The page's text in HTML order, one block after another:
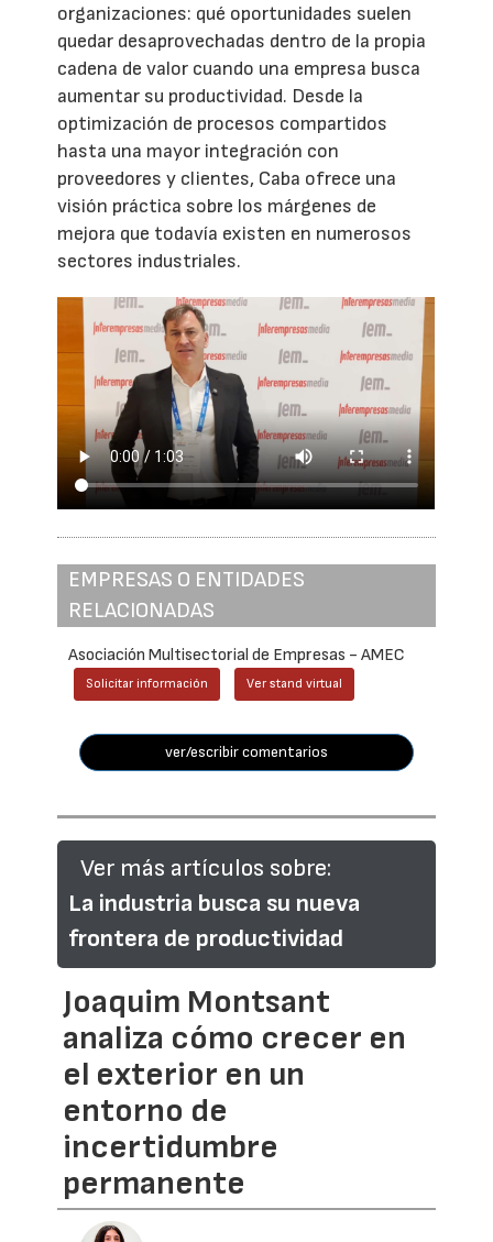
organizaciones: qué oportunidades suelen
quedar desaprovechadas dentro de la propia
cadena de valor cuando una empresa busca
aumentar su productividad. Desde la
optimización de procesos compartidos
hasta una mayor integración con
proveedores y clientes, Caba ofrece una
visión práctica sobre los márgenes de
mejora que todavía existen en numerosos
sectores industriales.
EMPRESAS O ENTIDADES
RELACIONADAS
Asociación Multisectorial de Empresas - AMEC
Solicitar información Ver stand virtual
ver/escribir comentarios
Ver más artículos sobre:
La industria busca su nueva
frontera de productividad
Joaquim Montsant
analiza cómo crecer en
el exterior en un
entorno de
incertidumbre
permanente